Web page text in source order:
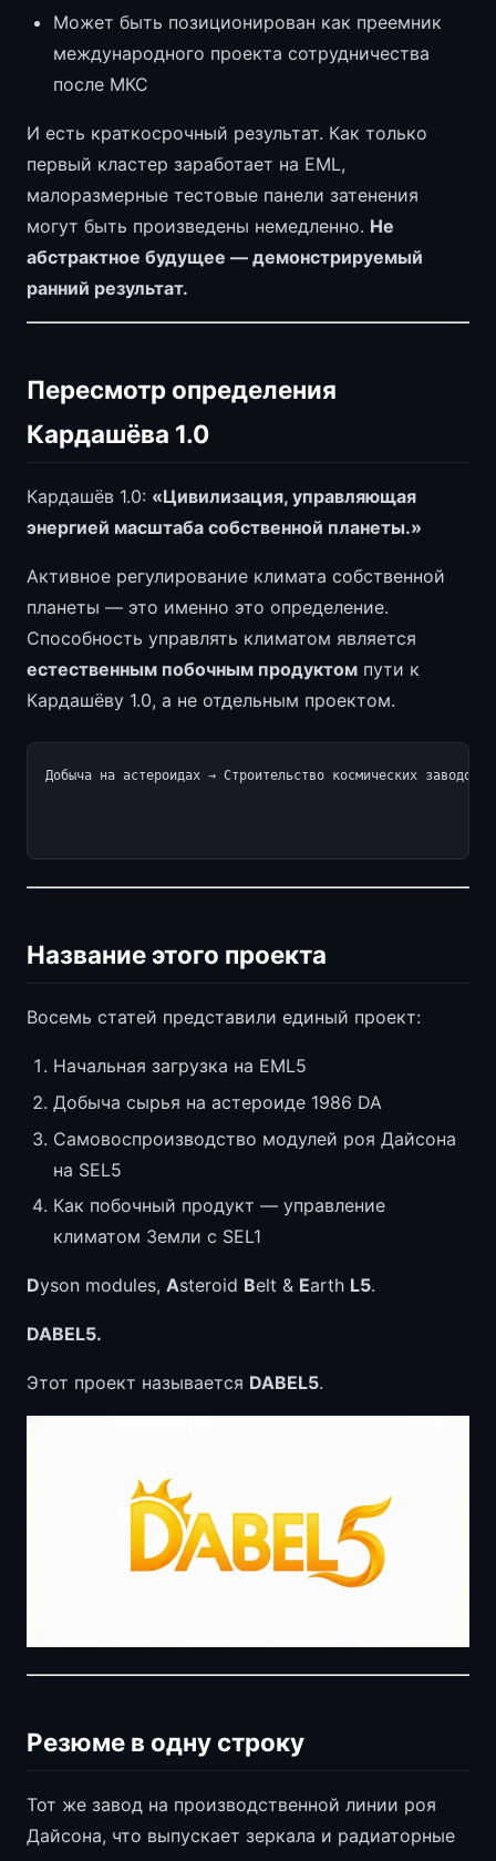
Может быть позиционирован как преемник
международного проекта сотрудничества
после МКС
И есть краткосрочный результат. Как только
первый кластер заработает на EML,
малоразмерные тестовые панели затенения
могут быть произведены немедленно. Не
абстрактное будущее — демонстрируемый
ранний результат.
Пересмотр определения
Кардашёва 1.0
Кардашёв 1.0: «Цивилизация, управляющая
энергией масштаба собственной планеты.»
Активное регулирование климата собственной
планеты — это именно это определение.
Способность управлять климатом является
естественным побочным продуктом пути к
Кардашёву 1.0, а не отдельным проектом.
Добыча на астероидах → Строительство космических заводов
Название этого проекта
Восемь статей представили единый проект:
Начальная загрузка на EML5
Добыча сырья на астероиде 1986 DA
Самовоспроизводство модулей роя Дайсона
на SEL5
Как побочный продукт — управление
климатом Земли с SEL1
Dyson modules, Asteroid Belt & Earth L5.
DABEL5.
Этот проект называется DABEL5.
Резюме в одну строку
Тот же завод на производственной линии роя
Дайсона, что выпускает зеркала и радиаторные